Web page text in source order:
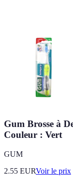
Gum Brosse à
Couleur : Vert
GUM
2.55 EURVoir le prix